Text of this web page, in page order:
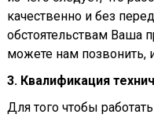
качественно и без
обстоятельствам Ваша
можете нам позвонить,
3. Квалификация
Для того чтобы